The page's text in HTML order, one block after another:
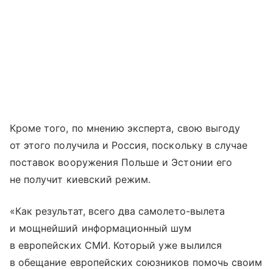
Кроме того, по мнению эксперта, свою выгоду
от этого получила и Россия, поскольку в случае
поставок вооружения Польше и Эстонии его
не получит киевский режим.
«Как результат, всего два самолето-вылета
и мощнейший информационный шум
в европейских СМИ. Который уже вылился
в обещание европейских союзников помочь своим